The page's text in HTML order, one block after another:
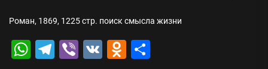
Роман, 1869, 1225 стр. поиск смысла жизни
WhatsApp
Telegram
Viber
VK Odnoklassniki